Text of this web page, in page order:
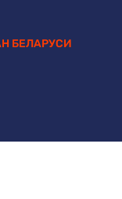
БЕЛАРУСИ